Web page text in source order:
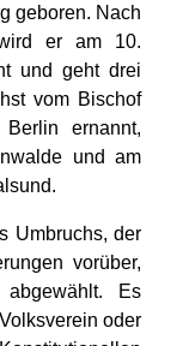
geboren. Nach
er am 10.
und geht drei
vom Bischof
ernannt,
und am
Umbruchs, der
vorüber,
Es
oder